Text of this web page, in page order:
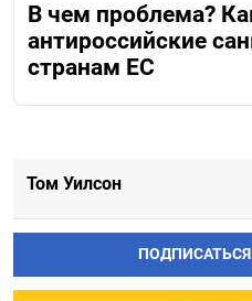
В чем проблема?
антироссийские
странам ЕС
Том Уилсон